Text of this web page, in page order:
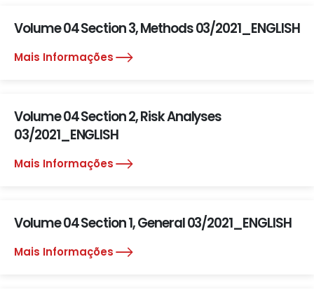
Volume 04 Section 3, Methods 03/2021_ENGLISH
Mais Informações
Volume 04 Section 2, Risk Analyses
03/2021_ENGLISH
Mais Informações
Volume 04 Section 1, General 03/2021_ENGLISH
Mais Informações